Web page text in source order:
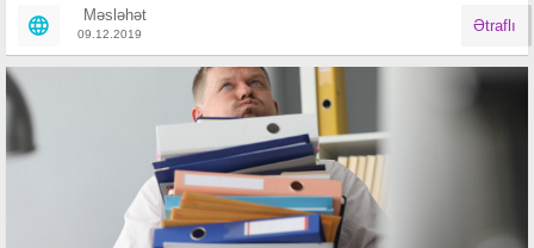
Məsləhət
09.12.2019 Ətraflı